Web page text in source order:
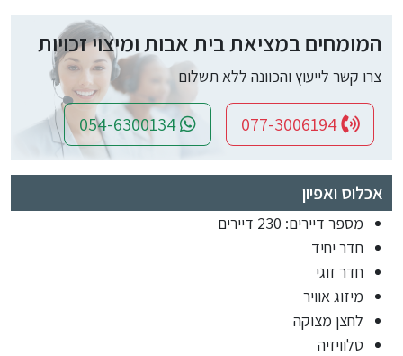
המומחים במציאת בית אבות ומיצוי זכויות
צרו קשר לייעוץ והכוונה ללא תשלום
אכלוס ואפיון
מספר דיירים: 230 דיירים
חדר יחיד
חדר זוגי
מיזוג אוויר
לחצן מצוקה
טלוויזיה